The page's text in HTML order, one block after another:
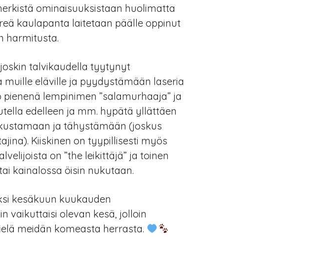
ominaisuuksistaan huolimatta
kaulapanta laitetaan päälle oppinut
harmitusta.
talvikaudella tyytynyt
eläville ja pyydystämään laseria
lempinimen ”salamurhaaja” ja
edelleen ja mm. hypätä yllättäen
ja tähystämään (joskus
Kiiskinen on tyypillisesti myös
on ”the leikittäjä” ja toinen
kainalossa öisin nukutaan.
kesäkuun kuukauden
vaikuttaisi olevan kesä, jolloin
meidän komeasta herrasta.